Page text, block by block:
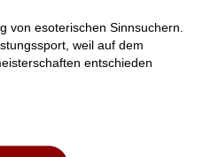
von esoterischen Sinnsuchern.
weil auf dem
entschieden